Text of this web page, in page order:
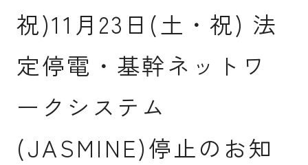
大学案内・学びの特色
入試案内
祝)11月23日(土・祝) 法
定停電・基幹ネットワ
ークシステム
(JASMINE)停止のお知